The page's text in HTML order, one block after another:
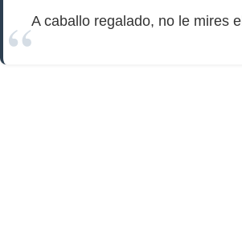
A caballo regalado, no le mires el